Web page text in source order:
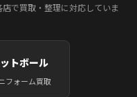
で買取・整理に対応していま
トボール
フォーム買取